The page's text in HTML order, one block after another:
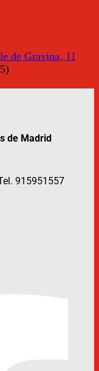
de Gravina, 11
de Madrid
915951557